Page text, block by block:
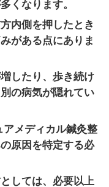
足底筋膜炎
つけ根から